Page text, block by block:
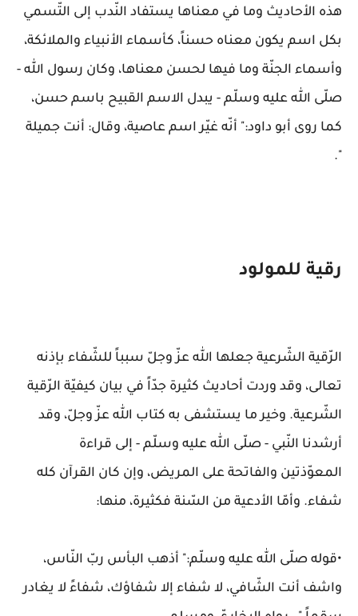
هذه الأحاديث وما في معناها يستفاد النّدب إلى التّسمي
بكل اسم يكون معناه حسناً، كأسماء الأنبياء والملائكة،
وأسماء الجنّة وما فيها لحسن معناها، وكان رسول الله -
صلّى الله عليه وسلّم - يبدل الاسم القبيح باسم حسن،
كما روى أبو داود:" أنّه غيّر اسم عاصية، وقال: أنت جميلة
".
رقية للمولود
الرّقية الشّرعية جعلها الله عزّ وجلّ سبباً للشّفاء بإذنه
تعالى، وقد وردت أحاديث كثيرة جدّاً في بيان كيفيّة الرّقية
الشّرعية. وخير ما يستشفى به كتاب الله عزّ وجلّ، وقد
أرشدنا النّبي - صلّى الله عليه وسلّم - إلى قراءة
المعوّذتين والفاتحة على المريض، وإن كان القرآن كله
شفاء. وأمّا الأدعية من السّنة فكثيرة، منها:
•قوله صلّى الله عليه وسلّم:" أذهب البأس ربّ النّاس،
واشف أنت الشّافي، لا شفاء إلا شفاؤك، شفاءً لا يغادر